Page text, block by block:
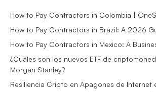
How to Pay Contractors in Colombia |
How to Pay Contractors in Brazil: A 2026
How to Pay Contractors in Mexico: A
¿Cuáles son los nuevos ETF de
Morgan Stanley?
Resiliencia Cripto en Apagones de Internet